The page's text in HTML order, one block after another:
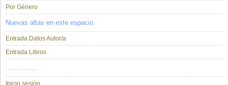
Por Género
Nuevas altas en este espacio
Entrada Datos Autor/a
Entrada Libros
...............